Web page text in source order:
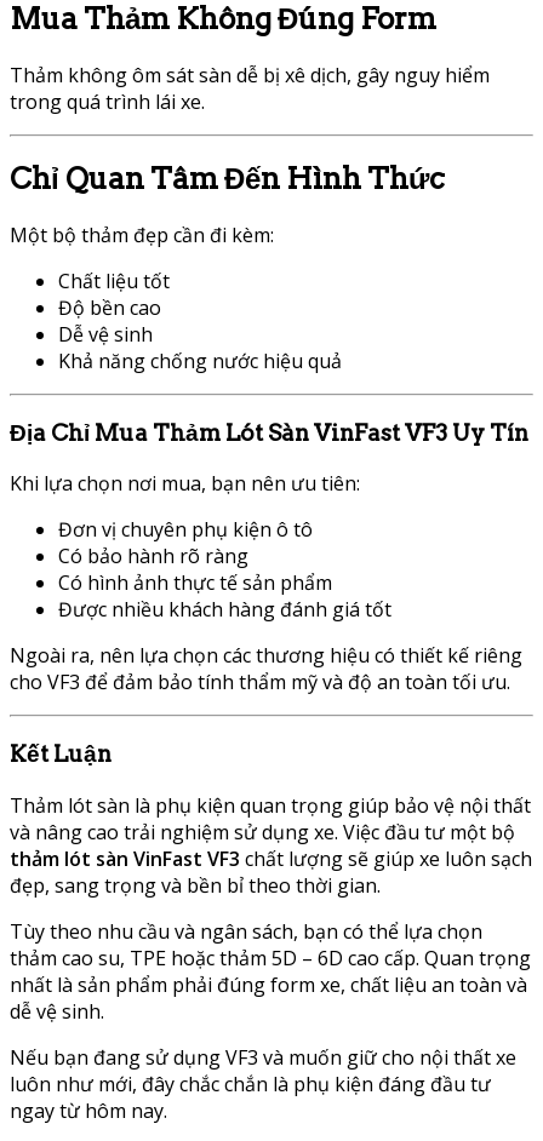
Mua Thảm Không Đúng Form
Thảm không ôm sát sàn dễ bị xê dịch, gây nguy hiểm
trong quá trình lái xe.
Chỉ Quan Tâm Đến Hình Thức
Một bộ thảm đẹp cần đi kèm:
Chất liệu tốt
Độ bền cao
Dễ vệ sinh
Khả năng chống nước hiệu quả
Địa Chỉ Mua Thảm Lót Sàn VinFast VF3 Uy Tín
Khi lựa chọn nơi mua, bạn nên ưu tiên:
Đơn vị chuyên phụ kiện ô tô
Có bảo hành rõ ràng
Có hình ảnh thực tế sản phẩm
Được nhiều khách hàng đánh giá tốt
Ngoài ra, nên lựa chọn các thương hiệu có thiết kế riêng
cho VF3 để đảm bảo tính thẩm mỹ và độ an toàn tối ưu.
Kết Luận
Thảm lót sàn là phụ kiện quan trọng giúp bảo vệ nội thất
và nâng cao trải nghiệm sử dụng xe. Việc đầu tư một bộ
thảm lót sàn VinFast VF3 chất lượng sẽ giúp xe luôn sạch
đẹp, sang trọng và bền bỉ theo thời gian.
Tùy theo nhu cầu và ngân sách, bạn có thể lựa chọn
thảm cao su, TPE hoặc thảm 5D – 6D cao cấp. Quan trọng
nhất là sản phẩm phải đúng form xe, chất liệu an toàn và
dễ vệ sinh.
Nếu bạn đang sử dụng VF3 và muốn giữ cho nội thất xe
luôn như mới, đây chắc chắn là phụ kiện đáng đầu tư
ngay từ hôm nay.